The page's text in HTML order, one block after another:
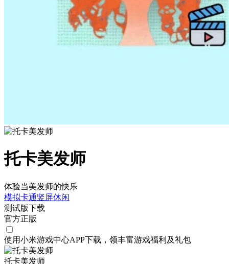
托卡美发师
体验当美发师的快乐
模拟卡通竖屏休闲
测试版下载
官方正版
使用小米游戏中心APP下载 ，领丰富游戏福利 及礼包
托卡美发师